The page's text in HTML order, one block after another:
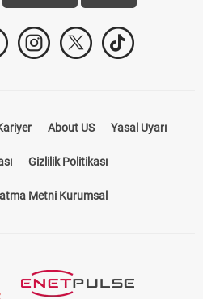
About US Yasal Uyarı
Gizlilik Politikası
Metni Kurumsal